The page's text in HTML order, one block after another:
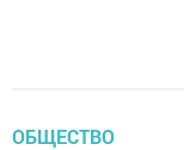
ОБЩЕСТВО